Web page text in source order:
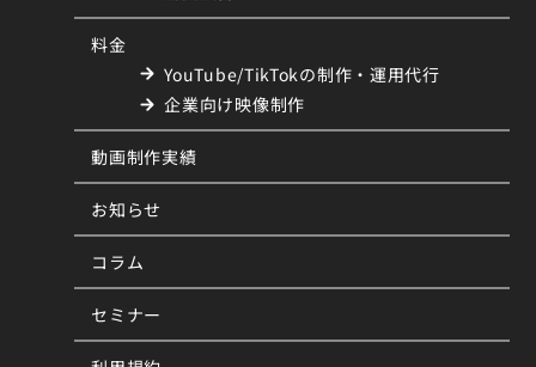
料金
YouTube/TikTokの制作・運用代行
企業向け映像制作
動画制作実績
お知らせ
コラム
セミナー